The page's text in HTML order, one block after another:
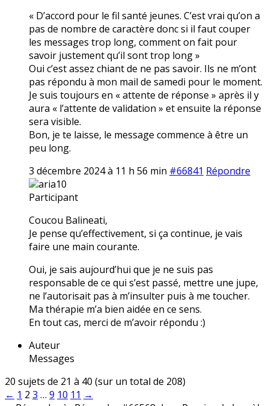
« D’accord pour le fil santé jeunes. C’est vrai qu’on a
pas de nombre de caractère donc si il faut couper
les messages trop long, comment on fait pour
savoir justement qu’il sont trop long »
Oui c’est assez chiant de ne pas savoir. Ils ne m’ont
pas répondu à mon mail de samedi pour le moment.
Je suis toujours en « attente de réponse » après il y
aura « l’attente de validation » et ensuite la réponse
sera visible.
Bon, je te laisse, le message commence à être un
peu long.
3 décembre 2024 à 11 h 56 min #66841 Répondre
aria10
Participant
Coucou Balineati,
Je pense qu’effectivement, si ça continue, je vais
faire une main courante.
Oui, je sais aujourd’hui que je ne suis pas
responsable de ce qui s’est passé, mettre une jupe,
ne l’autorisait pas à m’insulter puis à me toucher.
Ma thérapie m’a bien aidée en ce sens.
En tout cas, merci de m’avoir répondu :)
Auteur
Messages
20 sujets de 21 à 40 (sur un total de 208)
← 1 2 3 … 9 10 11 →